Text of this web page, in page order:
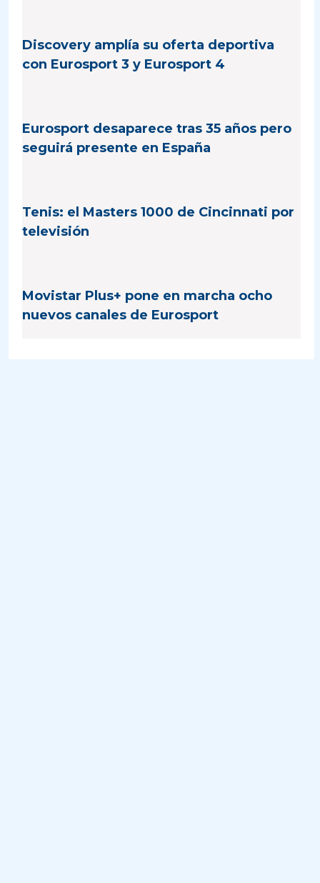
Discovery amplía su oferta deportiva
con Eurosport 3 y Eurosport 4
Eurosport desaparece tras 35 años pero
seguirá presente en España
Tenis: el Masters 1000 de Cincinnati por
televisión
Movistar Plus+ pone en marcha ocho
nuevos canales de Eurosport